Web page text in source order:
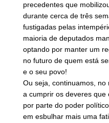
precedentes que
durante cerca de três
fustigadas pelas
maioria de deputados
optando por manter um
no futuro de quem está
e o seu povo!
Ou seja, continuamos, no
a cumprir os deveres que
por parte do poder
em esbulhar mais uma